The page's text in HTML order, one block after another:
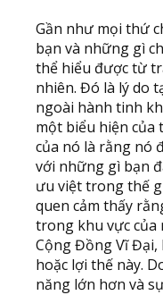
Gần như mọi thứ
bạn và những gì
thể hiểu được từ
nhiên. Đó là lý do
ngoài hành tinh
một biểu hiện của
của nó là rằng nó
với những gì bạn
ưu việt trong thế
quen cảm thấy
trong khu vực
Cộng Đồng Vĩ Đại,
hoặc lợi thế này.
năng lớn hơn và